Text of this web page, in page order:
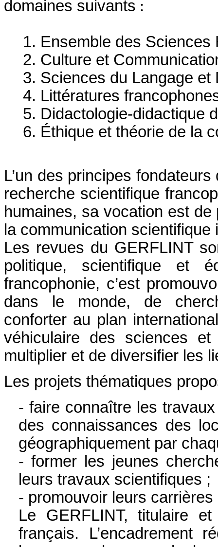
domaines suivants :
1. Ensemble des Sciences
2. Culture et
3. Sciences du Langage
4. Littératures
5. Didactologie-didactique
6. Éthique et théorie de la
L’un des principes
recherche scientifique
humaines, sa vocation est de
la communication scientifique
Les revues du GERFLINT
politique, scientifique et
francophonie, c’est
dans le monde, de
conforter au plan
véhiculaire des sciences
multiplier et de diversifier les
Les projets thématiques
- faire connaître les
des connaissances des
géographiquement par
- former les jeunes
leurs travaux scientifiques ;
- promouvoir leurs
Le GERFLINT, titulaire
français. L’encadrement